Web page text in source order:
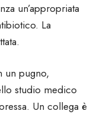
un’appropriata
La
un pugno,
studio medico
Un collega è